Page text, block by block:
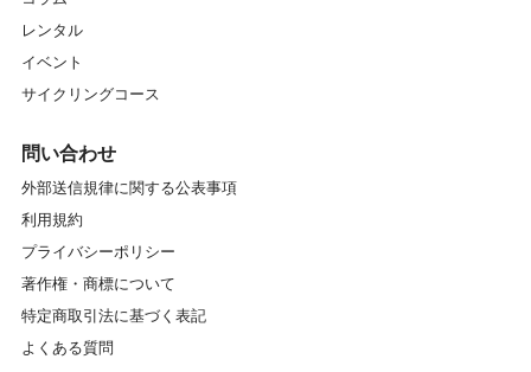
レンタル
イベント
サイクリングコース
問い合わせ
外部送信規律に関する公表事項
利用規約
プライバシーポリシー
著作権・商標について
特定商取引法に基づく表記
よくある質問